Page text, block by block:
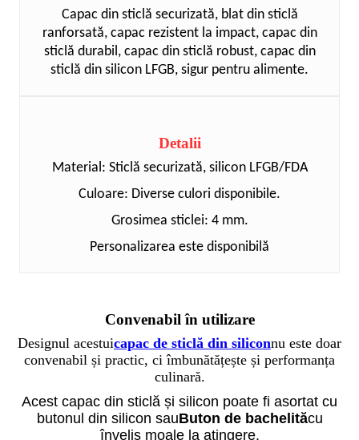
Capac din sticlă securizată, blat din sticlă
ranforsată, capac rezistent la impact, capac din
sticlă durabil, capac din sticlă robust, capac din
sticlă din silicon LFGB, sigur pentru alimente.
Detalii
Material: Sticlă securizată, silicon LFGB/FDA
Culoare: Diverse culori disponibile.
Grosimea sticlei: 4 mm.
Personalizarea este disponibilă
Convenabil în utilizare
Designul acestuicapac de sticlă din siliconnu este doar
convenabil și practic, ci îmbunătățește și performanța
culinară.
Acest capac din sticlă și silicon poate fi asortat cu
butonul din silicon sauButon de bachelităcu
înveliș moale la atingere.